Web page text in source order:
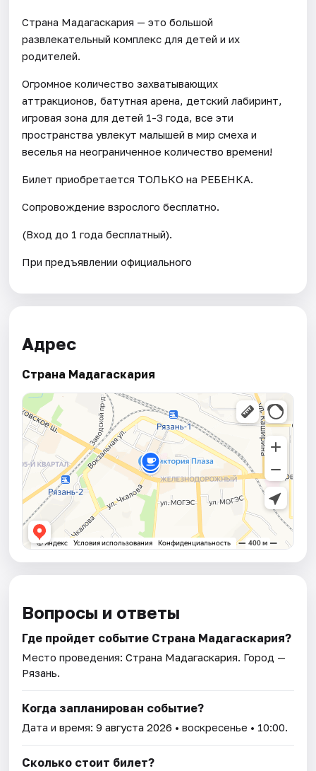
Страна Мадагаскария — это большой
развлекательный комплекс для детей и их
родителей.
Огромное количество захватывающих
аттракционов, батутная арена, детский лабиринт,
игровая зона для детей 1-3 года, все эти
пространства увлекут малышей в мир смеха и
веселья на неограниченное количество времени!
Билет приобретается ТОЛЬКО на РЕБЕНКА.
Сопровождение взрослого бесплатно.
(Вход до 1 года бесплатный).
При предъявлении официального
Адрес
Страна Мадагаскария
Вопросы и ответы
Где пройдет событие Страна Мадагаскария?
Место проведения:Страна Мадагаскария. Город —
Рязань.
Когда запланирован событие?
Дата и время:9 августа 2026 • воскресенье • 10:00.
Сколько стоит билет?